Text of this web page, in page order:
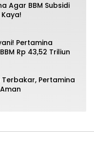
Agar BBM Subsidi
Pertamina
Rp 43,52 Triliun
Pertamina